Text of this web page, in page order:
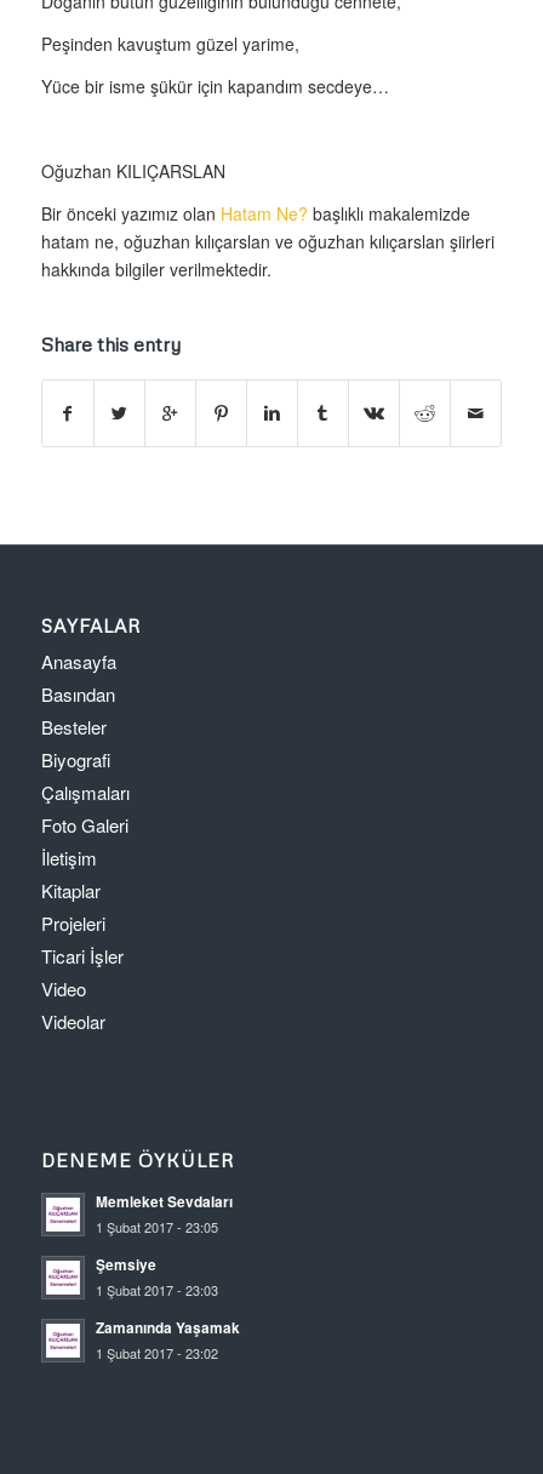
Peşinden kavuştum güzel yarime,
Yüce bir isme şükür için kapandım secdeye…
Oğuzhan KILIÇARSLAN
Bir önceki yazımız olan Hatam Ne? başlıklı makalemizde
hatam ne, oğuzhan kılıçarslan ve oğuzhan kılıçarslan şiirleri
hakkında bilgiler verilmektedir.
Share this entry
SAYFALAR
Anasayfa
Basından
Besteler
Biyografi
Çalışmaları
Foto Galeri
İletişim
Kitaplar
Projeleri
Ticari İşler
Video
Videolar
DENEME ÖYKÜLER
Memleket Sevdaları
1 Şubat 2017 - 23:05
Şemsiye
1 Şubat 2017 - 23:03
Zamanında Yaşamak
1 Şubat 2017 - 23:02